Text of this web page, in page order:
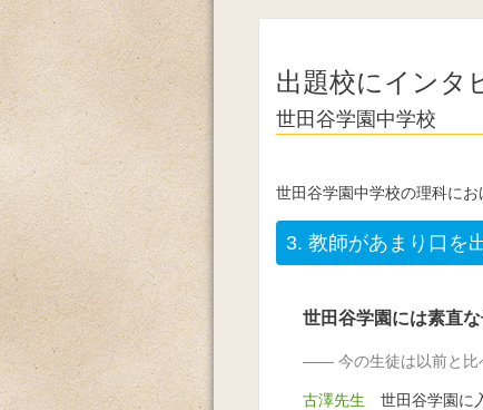
出題校にインタ
世田谷学園中学校
世田谷学園中学校の理科にお
3. 教師があまり口を
世田谷学園には素直
今の生徒は以前と比
古澤先生 世田谷学園に